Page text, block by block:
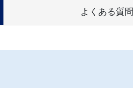
よくある質問